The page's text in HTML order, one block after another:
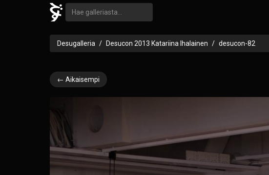
Desugalleria Desucon 2013 Katariina Ihalainen desucon-82
← Aikaisempi